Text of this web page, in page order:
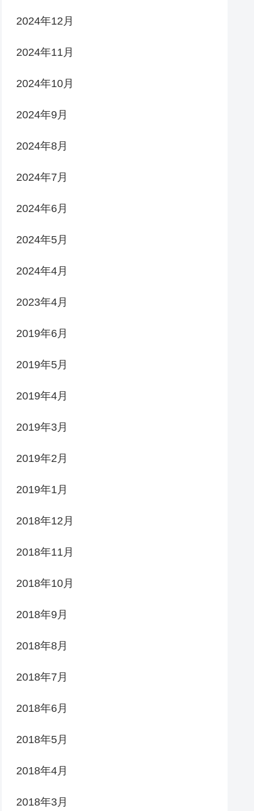
2024年12月
2024年11月
2024年10月
2024年9月
2024年8月
2024年7月
2024年6月
2024年5月
2024年4月
2023年4月
2019年6月
2019年5月
2019年4月
2019年3月
2019年2月
2019年1月
2018年12月
2018年11月
2018年10月
2018年9月
2018年8月
2018年7月
2018年6月
2018年5月
2018年4月
2018年3月